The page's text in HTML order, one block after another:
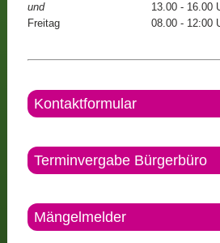
und
13.00 - 16.00
Freitag
08.00 - 12:00
Kontaktformular
Terminvergabe Bürgerbüro
Mängelmelder